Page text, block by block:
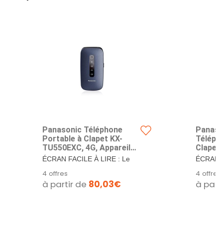
Panasonic Téléphone
Portable à Clapet KX-
TU550EXC, 4G, Appareil
Photo 1,2MP, Téléphone
2,8", 300 Heures
d'Autonomie en Veille,
Bleu
ÉCRAN FACILE À LIRE : Le
TU550 dispose...
4 offres
à partir de 80,03€
Noir
ÉCRAN
TU550
4 offres
à